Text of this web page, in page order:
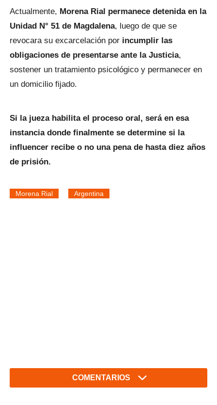
Actualmente, Morena Rial permanece detenida en la
Unidad N° 51 de Magdalena, luego de que se
revocara su excarcelación por incumplir las
obligaciones de presentarse ante la Justicia,
sostener un tratamiento psicológico y permanecer en
un domicilio fijado.
Si la jueza habilita el proceso oral, será en esa
instancia donde finalmente se determine si la
influencer recibe o no una pena de hasta diez años
de prisión.
Morena Rial Argentina
COMENTARIOS